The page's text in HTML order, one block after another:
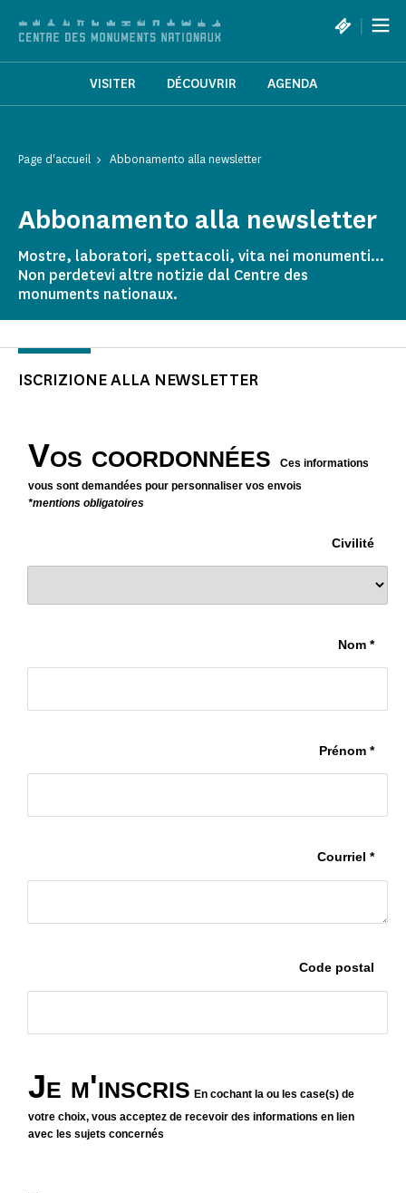
|
VISITER DÉCOUVRIR AGENDA
Page d'accueil Abbonamento alla newsletter
Abbonamento alla newsletter
Mostre, laboratori, spettacoli, vita nei monumenti...
Non perdetevi altre notizie dal Centre des
monuments nationaux.
ISCRIZIONE ALLA NEWSLETTER
Vos coordonnées
Ces informations
vous sont demandées pour personnaliser vos envois
*mentions obligatoires
Civilité
Nom *
Prénom *
Courriel *
Code postal
Je m'inscris En cochant la ou les case(s) de
votre choix, vous acceptez de recevoir des informations en lien
avec les sujets concernés